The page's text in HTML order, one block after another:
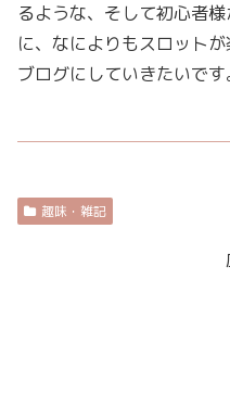
るような、そして初心者
に、なによりもスロット
ブログにしていきたいです
趣味・雑記